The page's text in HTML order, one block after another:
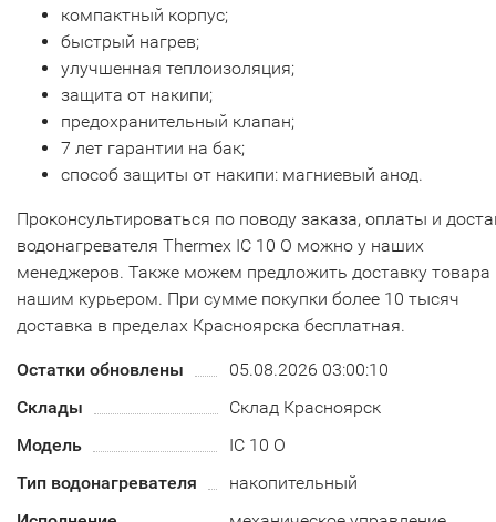
компактный корпус;
быстрый нагрев;
улучшенная теплоизоляция;
защита от накипи;
предохранительный клапан;
7 лет гарантии на бак;
способ защиты от накипи: магниевый анод.
Проконсультироваться по поводу заказа, оплаты и
водонагревателя Thermex IC 10 O можно у наших
менеджеров. Также можем предложить доставку товара
нашим курьером. При сумме покупки более 10 тысяч
доставка в пределах Красноярска бесплатная.
Остатки обновлены
05.08.2026 03:00:10
Склады
Склад Красноярск
Модель
IC 10 O
Тип водонагревателя
накопительный